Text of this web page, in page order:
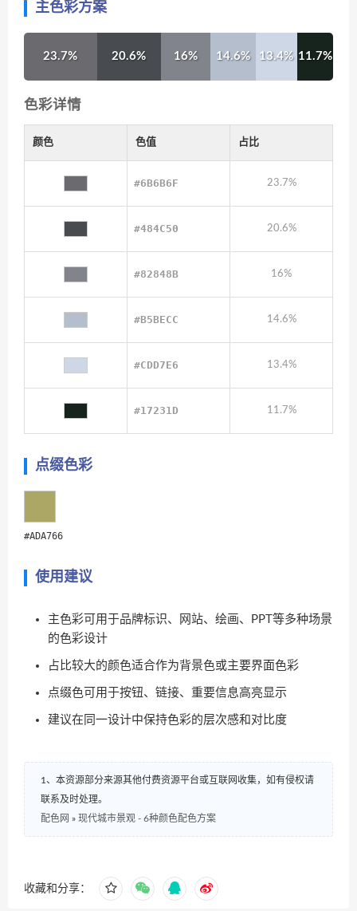
主色彩方案
23.7% 20.6% 16% 14.6% 13.4% 11.7%
色彩详情
颜色 色值 占比
#6B6B6F 23.7%
#484C50 20.6%
#82848B 16%
#B5BECC 14.6%
#CDD7E6 13.4%
#17231D 11.7%
点缀色彩
#ADA766
使用建议
主色彩可用于品牌标识、网站、绘画、PPT等多种场景
的色彩设计
占比较大的颜色适合作为背景色或主要界面色彩
点缀色可用于按钮、链接、重要信息高亮显示
建议在同一设计中保持色彩的层次感和对比度
1、本资源部分来源其他付费资源平台或互联网收集，如有侵权请
联系及时处理。
配色网 » 现代城市景观 - 6种颜色配色方案
收藏和分享：